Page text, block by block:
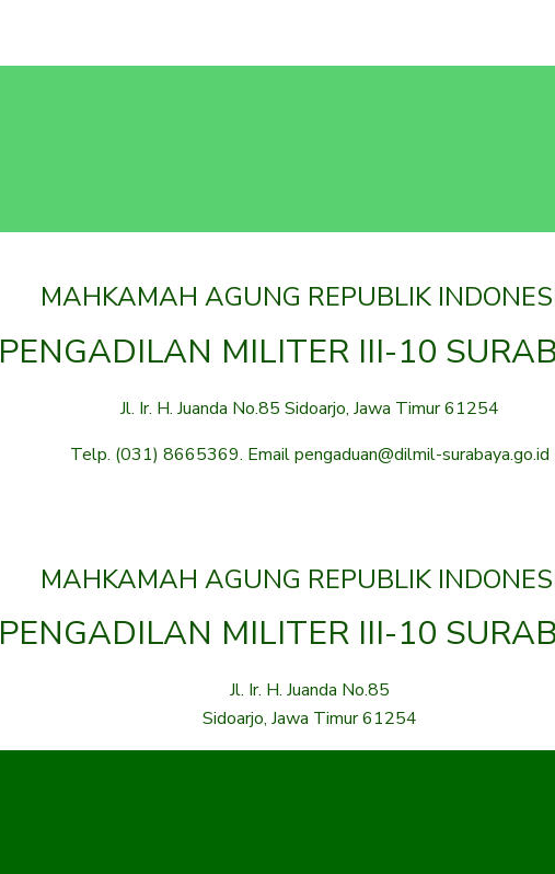
MAHKAMAH AGUNG REPUBLIK
PENGADILAN MILITER III-10
Jl. Ir. H. Juanda No.85 Sidoarjo, Jawa Timur 61254
Telp. (031) 8665369. Email pengaduan@dilmil-surabaya.go.id
MAHKAMAH AGUNG REPUBLIK
PENGADILAN MILITER III-10
Jl. Ir. H. Juanda No.85
Sidoarjo, Jawa Timur 61254